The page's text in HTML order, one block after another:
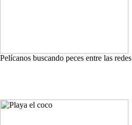
Pelícanos buscando peces entre las redes